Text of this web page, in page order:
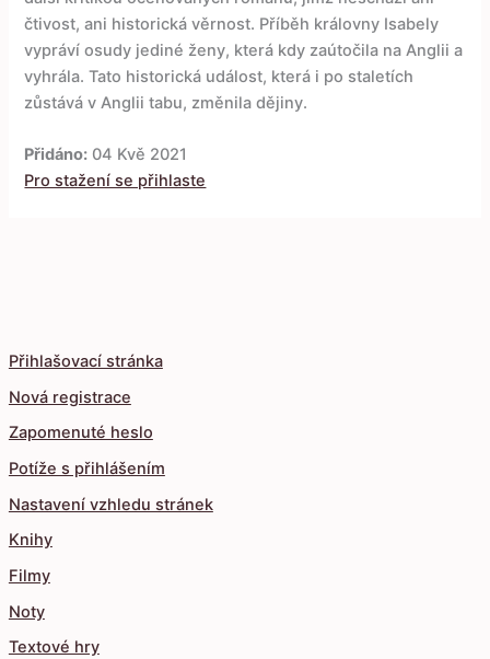
Přihlašovací stránka
Nová registrace
Zapomenuté heslo
Potíže s přihlášením
Nastavení vzhledu stránek
Knihy
Filmy
Noty
Textové hry
čtivost, ani historická věrnost. Příběh královny Isabely
vypráví osudy jediné ženy, která kdy zaútočila na Anglii a
vyhrála. Tato historická událost, která i po staletích
zůstává v Anglii tabu, změnila dějiny.
Přidáno: 04 Kvě 2021
Pro stažení se přihlaste